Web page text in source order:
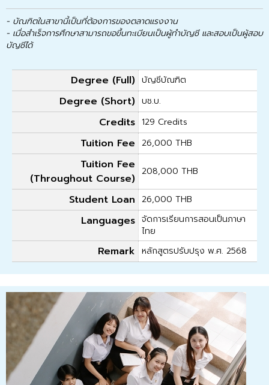
- บัณฑิตในสาขานี้เป็นที่ต้องการของตลาดแรงงาน
- เมื่อสำเร็จการศึกษาสามารถขอขึ้นทะเบียนเป็นผู้ทำบัญชี และสอบเป็นผู้สอบ
บัญชีได้
Degree (Full) บัญชีบัณฑิต
Degree (Short) บช.บ.
Credits 129 Credits
Tuition Fee 26,000 THB
Tuition Fee
(Throughout Course)
208,000 THB
Student Loan 26,000 THB
Languages จัดการเรียนการสอนเป็นภาษา
ไทย
Remark หลักสูตรปรับปรุง พ.ศ. 2568